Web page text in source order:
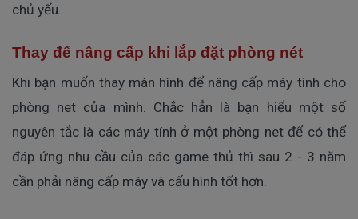
chủ yếu.
Thay để nâng cấp khi lắp đặt phòng nét
Khi bạn muốn thay màn hình để nâng cấp máy tính cho
phòng net của mình. Chắc hẳn là bạn hiểu một số
nguyên tắc là các máy tính ở một phòng net để có thể
đáp ứng nhu cầu của các game thủ thì sau 2 - 3 năm
cần phải nâng cấp máy và cấu hình tốt hơn.